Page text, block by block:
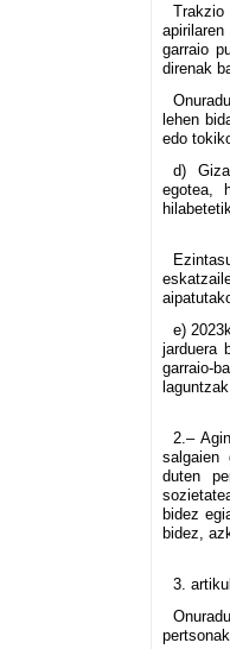
garraio
direnak
lehen
edo
d)
egotea,
e)
jarduera
garraio-
2.–
salgaien
duten
bidez
bidez,
3.